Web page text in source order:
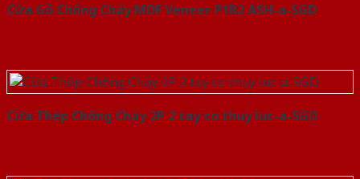
Cửa Gỗ Chống Cháy MDF Veneer P1R2 ASH-a-SGD
Cửa Thép Chống Cháy 2P 2 tay co thuy luc-a-SGD